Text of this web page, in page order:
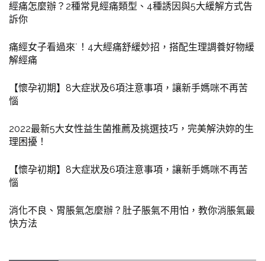
經痛怎麼辦？2種常見經痛類型、4種誘因與5大緩解方式告
訴你
痛經女子看過來˙！4大經痛舒緩妙招，搭配生理調養好物緩
解經痛
【懷孕初期】8大症狀及6項注意事項，讓新手媽咪不再苦
惱
2022最新5大女性益生菌推薦及挑選技巧，完美解決妳的生
理困擾！
【懷孕初期】8大症狀及6項注意事項，讓新手媽咪不再苦
惱
消化不良、胃脹氣怎麼辦？肚子脹氣不用怕，教你消脹氣最
快方法